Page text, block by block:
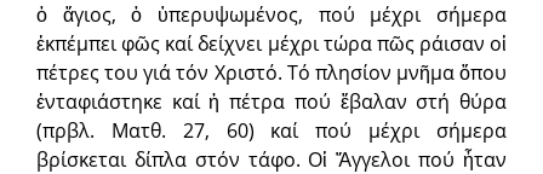
ὁ ἅγιος, ὁ ὑπερυψωμένος, πού μέχρι σήμερα
ἐκπέμπει φῶς καί δείχνει μέχρι τώρα πῶς ράισαν οἱ
πέτρες του γιά τόν Χριστό. Τό πλησίον μνῆμα ὅπου
ἐνταφιάστηκε καί ἡ πέτρα πού ἔβαλαν στή θύρα
(πρβλ. Ματθ. 27, 60) καί πού μέχρι σήμερα
βρίσκεται δίπλα στόν τάφο. Οἱ Ἄγγελοι πού ἦταν